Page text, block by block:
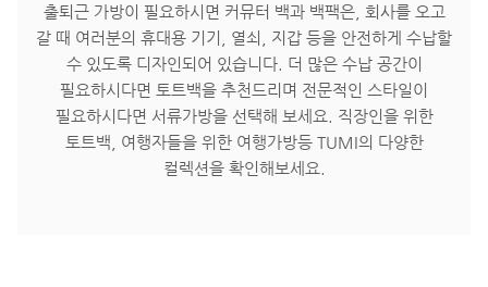
출퇴근 가방이 필요하시면 커뮤터 백과 백팩은, 회사를 오고
갈 때 여러분의 휴대용 기기, 열쇠, 지갑 등을 안전하게 수납할
수 있도록 디자인되어 있습니다. 더 많은 수납 공간이
필요하시다면 토트백을 추천드리며 전문적인 스타일이
필요하시다면 서류가방을 선택해 보세요. 직장인을 위한
토트백, 여행자들을 위한 여행가방등 TUMI의 다양한
컬렉션을 확인해보세요.